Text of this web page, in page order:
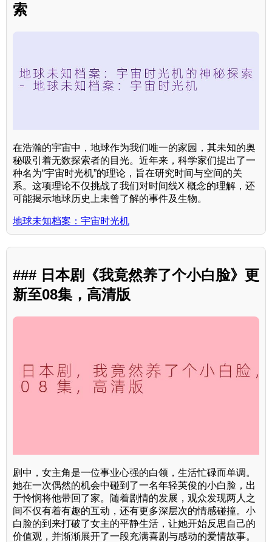
索
在浩瀚的宇宙中，地球作为我们唯一的家园，其未知的奥
秘吸引着无数探索者的目光。近年来，科学家们提出了一
种名为“宇宙时光机”的理论，旨在研究时间与空间的关
系。这项理论不仅挑战了我们对时间线X 概念的理解，还
可能揭示地球历史上未曾了解的事件及生物。
地球未知档案：宇宙时光机
### 日本剧《我竟然养了个小白脸》更
新至08集，高清版
剧中，女主角是一位事业心强的白领，生活忙碌而单调。
她在一次偶然的机会中碰到了一名年轻英俊的小白脸，出
于怜悯将他带回了家。随着剧情的发展，观众发现两人之
间不仅有着有趣的互动，还有更多深层次的情感碰撞。小
白脸的到来打破了女主的平静生活，让她开始反思自己的
价值观，并渐渐展开了一段充满喜剧与感动的爱情故事。